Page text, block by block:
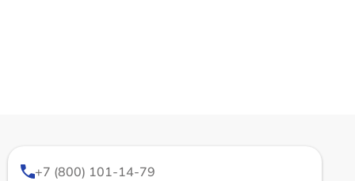
+7 (800) 101-14-79